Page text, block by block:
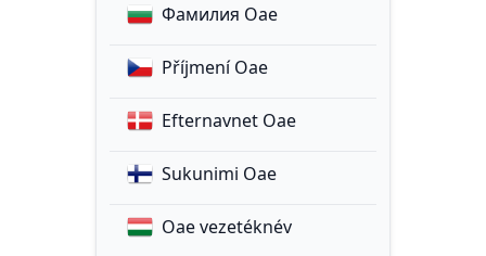
Фамилия Oae
Příjmení Oae
Efternavnet Oae
Sukunimi Oae
Oae vezetéknév